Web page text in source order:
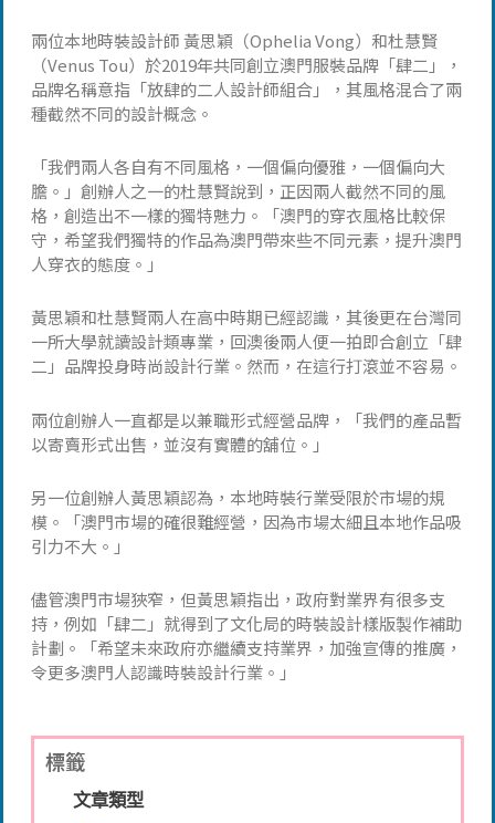
兩位本地時裝設計師 黃思穎（Ophelia Vong）和杜慧賢
（Venus Tou）於2019年共同創立澳門服裝品牌「肆二」，
品牌名稱意指「放肆的二人設計師組合」，其風格混合了兩
種截然不同的設計概念。
「我們兩人各自有不同風格，一個偏向優雅，一個偏向大
膽。」創辦人之一的杜慧賢說到，正因兩人截然不同的風
格，創造出不一樣的獨特魅力。「澳門的穿衣風格比較保
守，希望我們獨特的作品為澳門帶來些不同元素，提升澳門
人穿衣的態度。」
黃思穎和杜慧賢兩人在高中時期已經認識，其後更在台灣同
一所大學就讀設計類專業，回澳後兩人便一拍即合創立「肆
二」品牌投身時尚設計行業。然而，在這行打滾並不容易。
兩位創辦人一直都是以兼職形式經營品牌，「我們的產品暫
以寄賣形式出售，並沒有實體的舖位。」
另一位創辦人黃思穎認為，本地時裝行業受限於市場的規
模。「澳門市場的確很難經營，因為市場太細且本地作品吸
引力不大。」
儘管澳門市場狹窄，但黃思穎指出，政府對業界有很多支
持，例如「肆二」就得到了文化局的時裝設計樣版製作補助
計劃。「希望未來政府亦繼續支持業界，加強宣傳的推廣，
令更多澳門人認識時裝設計行業。」
標籤
文章類型